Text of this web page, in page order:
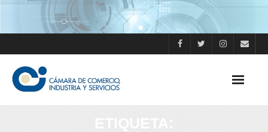
Skip
ETIQUETA: